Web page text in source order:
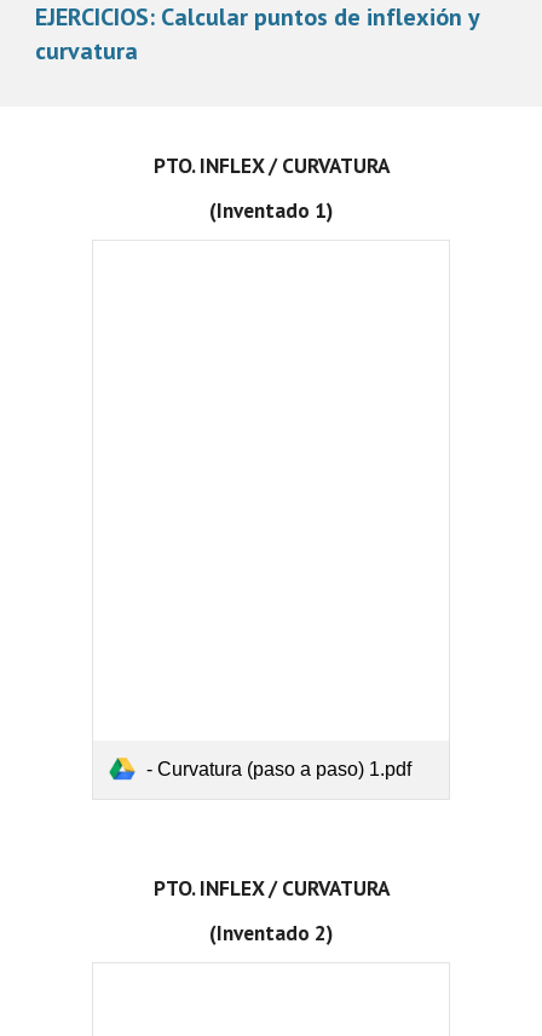
EJERCICIOS: Calcular puntos de inflexión y
curvatura
PTO. INFLEX / CURVATURA
(Inventado 1)
- Curvatura (paso a paso) 1.pdf
PTO. INFLEX / CURVATURA
(Inventado 2)